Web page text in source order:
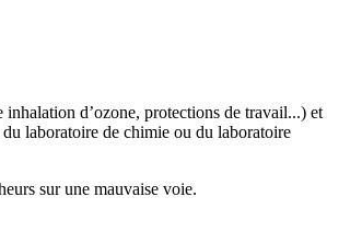
d’ozone, protections de travail...) et
laboratoire de chimie ou du laboratoire
sur une mauvaise voie.